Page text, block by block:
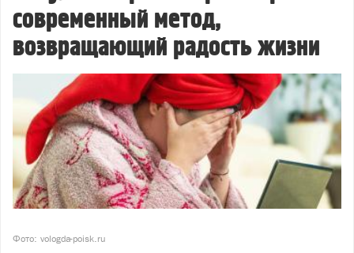
современный метод,
возвращающий радость жизни
Фото: vologda-poisk.ru